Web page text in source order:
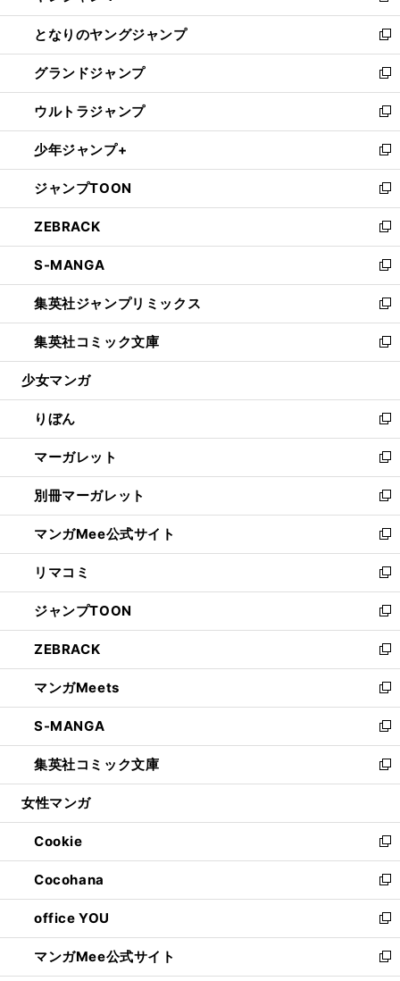
開
く
ン
ド
ウ
で
開
く
ウ
ィ
ン
ド
ウ
で
開
く
し
い
ウ
ィ
ン
ド
ウ
で
開
く
となりのヤングジャンプ
新
し
い
ウ
ィ
ン
ド
ウ
で
開
く
グランドジャンプ
新
し
い
ウ
ィ
ン
ド
ウ
で
開
く
ウルトラジャンプ
新
し
い
ウ
ィ
ン
ド
ウ
で
開
く
少年ジャンプ+
新
し
い
ウ
ィ
ン
ド
ウ
で
開
く
ジャンプTOON
新
し
い
ウ
ィ
ン
ド
ウ
で
開
ZEBRACK
新
し
い
ウ
ィ
ン
ド
ウ
開
く
S-MANGA
新
し
い
ウ
ィ
ン
ウ
で
開
く
集英社ジャンプリミックス
新
し
い
ウ
ン
ド
ウ
で
開
く
集英社コミック文庫
新
し
ウ
ィ
ン
ド
ウ
で
開
く
少女マンガ
りぼん
新
し
い
ウ
ィ
ン
ド
ウ
で
開
く
マーガレット
新
し
い
ウ
ィ
ン
ド
ウ
で
開
く
別冊マーガレット
新
し
い
ウ
ィ
ン
ド
ウ
で
開
く
マンガMee公式サイト
新
し
い
ウ
ィ
ン
ド
ウ
で
開
く
リマコミ
新
し
い
ウ
ィ
ン
ド
ウ
で
開
く
ジャンプTOON
新
し
い
ウ
ィ
ン
ド
ウ
で
開
ZEBRACK
新
し
い
ウ
ィ
ン
ド
ウ
開
く
マンガMeets
新
し
い
ウ
ィ
ン
ウ
で
開
く
S-MANGA
新
し
い
ウ
ン
ド
ウ
で
開
く
集英社コミック文庫
新
し
ウ
ィ
ン
ド
ウ
で
開
く
女性マンガ
Cookie
新
し
い
ウ
ィ
ン
ド
ウ
Cocohana
新
し
い
ウ
ィ
ン
office YOU
新
し
い
マンガMee公式サイト
新